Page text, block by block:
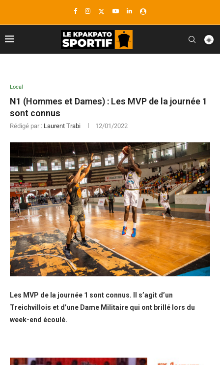
Local
N1 (Hommes et Dames) : Les MVP de la journée 1
sont connus
Rédigé par : Laurent Trabi 12/01/2022
Les MVP de la journée 1 sont connus. Il s’agit d’un
Treichvillois et d’une Dame Militaire qui ont brillé lors du
week-end écoulé.